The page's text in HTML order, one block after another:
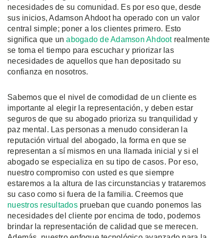
necesidades de su comunidad. Es por eso que, desde
sus inicios, Adamson Ahdoot ha operado con un valor
central simple; poner a los clientes primero. Esto
significa que unabogado de Adamson Ahdootrealmente
se toma el tiempo para escuchar y priorizar las
necesidades de aquellos que han depositado su
confianza en nosotros.
Sabemos que el nivel de comodidad de un cliente es
importante al elegir la representación, y deben estar
seguros de que su abogado prioriza su tranquilidad y
paz mental. Las personas a menudo consideran la
reputación virtual del abogado, la forma en que se
representan a sí mismos en una llamada inicial y si el
abogado se especializa en su tipo de casos. Por eso,
nuestro compromiso con usted es que siempre
estaremos a la altura de las circunstancias y trataremos
su caso como si fuera de la familia. Creemos que
nuestros resultadosprueban que cuando ponemos las
necesidades del cliente por encima de todo, podemos
brindar la representación de calidad que se merecen.